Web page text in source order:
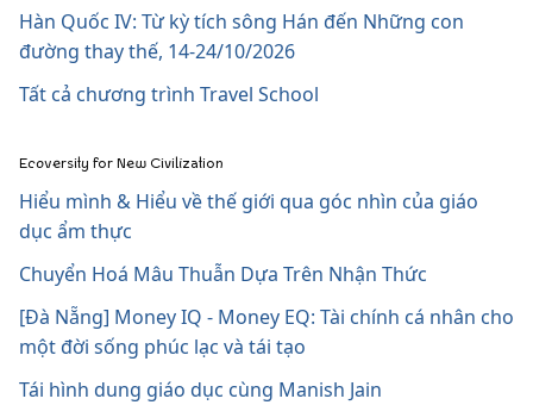
Hàn Quốc IV: Từ kỳ tích sông Hán đến Những con
đường thay thế, 14-24/10/2026
Tất cả chương trình Travel School
Ecoversity for New Civilization
Hiểu mình & Hiểu về thế giới qua góc nhìn của giáo
dục ẩm thực
Chuyển Hoá Mâu Thuẫn Dựa Trên Nhận Thức
[Đà Nẵng] Money IQ - Money EQ: Tài chính cá nhân cho
một đời sống phúc lạc và tái tạo
Tái hình dung giáo dục cùng Manish Jain